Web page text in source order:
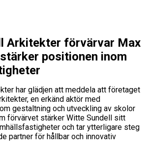
Arkitekter förvärvar Max
positionen inom
har glädjen att meddela att företaget
en erkänd aktör med
gestaltning och utveckling av skolor
förvärvet stärker Witte Sundell sitt
och tar ytterligare steg
partner för hållbar och innovativ